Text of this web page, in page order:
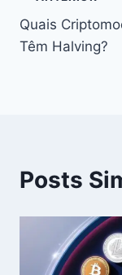
de
Quais
Têm Halving?
Posts